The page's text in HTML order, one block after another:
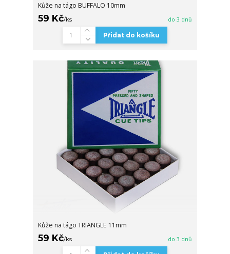
Kůže na tágo BUFFALO 10mm
59 Kč/ks do 3 dnů
Přidat do košíku
Kůže na tágo TRIANGLE 11mm
59 Kč/ks do 3 dnů